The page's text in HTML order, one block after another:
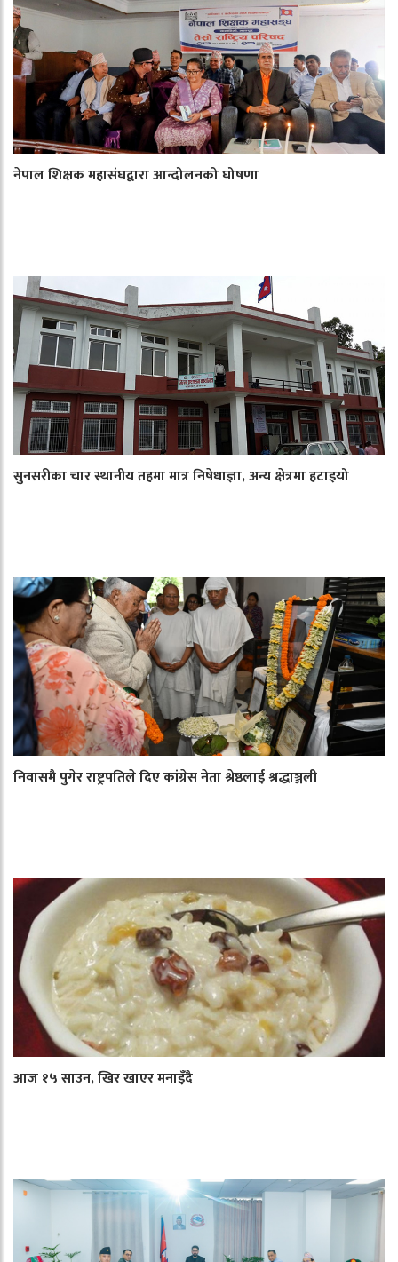
नेपाल शिक्षक महासंघद्वारा आन्दोलनको घोषणा
सुनसरीका चार स्थानीय तहमा मात्र निषेधाज्ञा, अन्य क्षेत्रमा हटाइयो
निवासमै पुगेर राष्ट्रपतिले दिए कांग्रेस नेता श्रेष्ठलाई श्रद्धाञ्जली
आज १५ साउन, खिर खाएर मनाइँदै